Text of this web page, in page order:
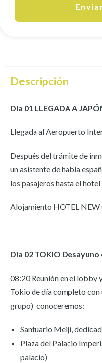
Descripción
Dia 01 LLEGADA A
Llegada al Aeropuerto
Después del trámite de
un asistente de habla
los pasajeros hasta el
Alojamiento HOTEL
Dia 02 TOKIO Desayuno
08:20 Reunión en el lobby
Tokio de día completo con
grupo); conoceremos:
Santuario Meiji,
Plaza del Palacio
palacio)